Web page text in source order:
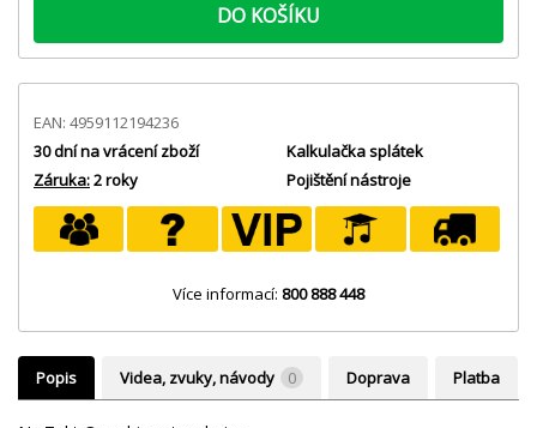
DO KOŠÍKU
EAN: 4959112194236
30 dní na vrácení zboží
Záruka:2 roky
Kalkulačka splátek
Pojištění nástroje
Více informací: 800 888 448
Popis Videa, zvuky, návody 0 Doprava Platba